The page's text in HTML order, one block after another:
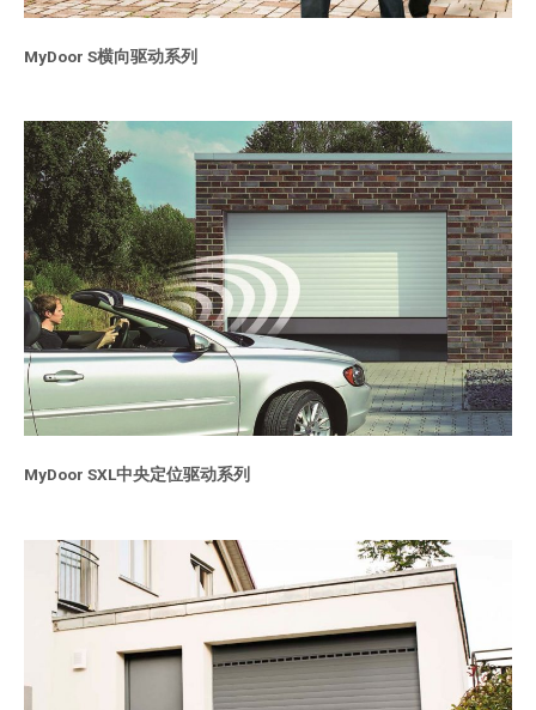
MyDoor S横向驱动系列
MyDoor SXL中央定位驱动系列